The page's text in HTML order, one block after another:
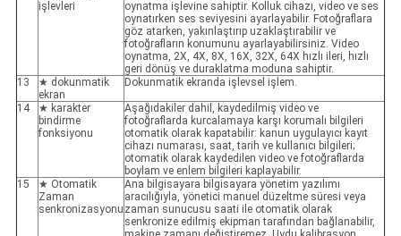
işlevleri
oynatma işlevine sahiptir. Kolluk cihazı, video ve ses
oynatırken ses seviyesini ayarlayabilir. Fotoğraflara
göz atarken, yakınlaştırıp uzaklaştırabilir ve
fotoğrafların konumunu ayarlayabilirsiniz. Video
oynatma, 2X, 4X, 8X, 16X, 32X, 64X hızlı ileri, hızlı
geri dönüş ve duraklatma moduna sahiptir.
13
★ dokunmatik
ekran
Dokunmatik ekranda işlevsel işlem.
14
★ karakter
bindirme
fonksiyonu
Aşağıdakiler dahil, kaydedilmiş video ve
fotoğraflarda kurcalamaya karşı korumalı bilgileri
otomatik olarak kapatabilir: kanun uygulayıcı kayıt
cihazı numarası, saat, tarih ve kullanıcı bilgileri;
otomatik olarak kaydedilen video ve fotoğraflarda
boylam ve enlem bilgileri kaplayabilir.
15
★ Otomatik
Zaman
senkronizasyonu
Ana bilgisayara bilgisayara yönetim yazılımı
aracılığıyla, yönetici manuel düzeltme süresi veya
zaman sunucusu saati ile otomatik olarak
senkronize edilmiş ekipman tarafından bağlanabilir,